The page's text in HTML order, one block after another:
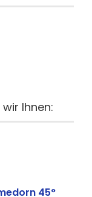
Ihnen: